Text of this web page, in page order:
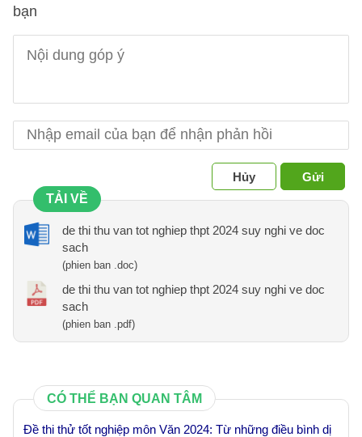
bạn
Hủy
Gửi
TẢI VỀ
de thi thu van tot nghiep thpt 2024 suy nghi ve doc
sach
(phien ban .doc)
de thi thu van tot nghiep thpt 2024 suy nghi ve doc
sach
(phien ban .pdf)
CÓ THỂ BẠN QUAN TÂM
Đề thi thử tốt nghiệp môn Văn 2024: Từ những điều bình dị